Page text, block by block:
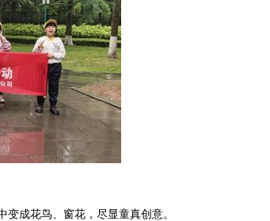
成花鸟、窗花，尽显童真创意。